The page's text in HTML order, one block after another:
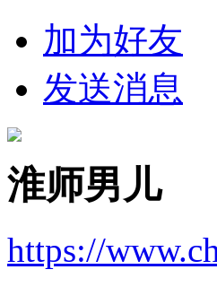
加为好友
发送消息
淮师男儿
https://